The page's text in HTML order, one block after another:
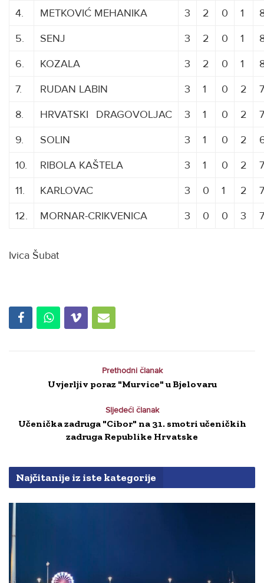
4. METKOVIĆ MEHANIKA 3 2 0 1
5.
SENJ 3 2 0 1
6.
KOZALA 3 2 0 1
7.
RUDAN LABIN 3 1 0 2
8.
HRVATSKI DRAGOVOLJAC 3 1 0 2
9.
SOLIN 3 1 0 2
10.
RIBOLA KAŠTELA 3 1 0 2
11.
KARLOVAC 3 0 1 2
12.
MORNAR-CRIKVENICA 3 0 0 3
Ivica Šubat
Prethodni članak
Uvjerljiv poraz "Murvice" u Bjelovaru
Sljedeći članak
Učenička zadruga "Cibor" na 31. smotri učeničkih
zadruga Republike Hrvatske
Najčitanije iz iste kategorije